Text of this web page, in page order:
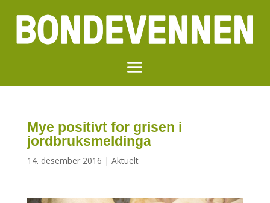
Mye positivt for grisen i
jordbruksmeldinga
14. desember 2016 | Aktuelt